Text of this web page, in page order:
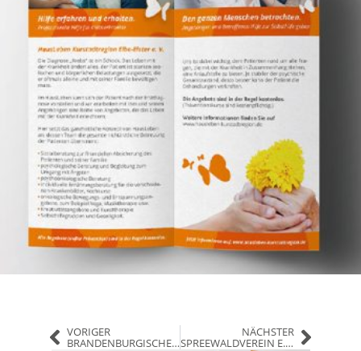
VORIGER
BRANDENBURGISCHER KURORTE- UND BÄDERVERBAND
NÄCHSTER
SPREEWALDVEREIN E.V.